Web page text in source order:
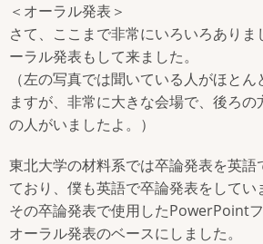
＜オーラル発表＞
さて、ここまで非常にいろいろありま
ーラル発表もして来ました。
（左の写真では聞いている人がほと
ますが、非常に大きな会場で、後ろの
の人がいましたよ。）
東北大学の材料系では卒論発表を英語
ており、僕も英語で卒論発表をしてい
その卒論発表で使用したPowerPoint
オーラル発表のベースにしました。